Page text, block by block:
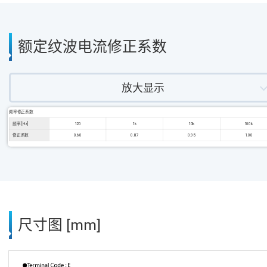
额定纹波电流修正系数
放大显示
频率修正系数
频率 [Hz] 120 1k 10k 100k
修正系数 0.60 0.87 0.95 1.00
尺寸图 [mm]